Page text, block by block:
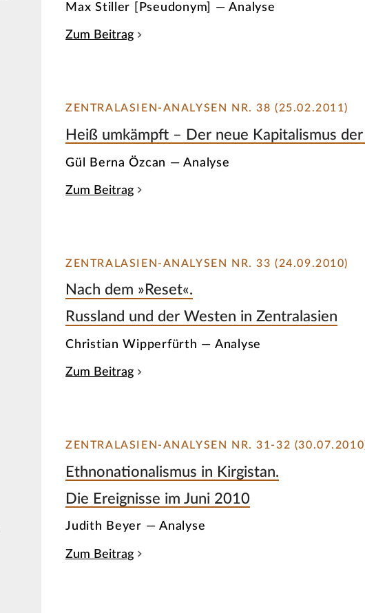
Max Stiller [Pseudonym] — Analyse
Zum Beitrag
ZENTRALASIEN-ANALYSEN NR. 38 (25.02.2011)
Heiß umkämpft – Der neue Kapitalismus
Gül Berna Özcan — Analyse
Zum Beitrag
ZENTRALASIEN-ANALYSEN NR. 33 (24.09.2010)
Nach dem »Reset«.
Russland und der Westen in Zentralasien
Christian Wipperfürth — Analyse
Zum Beitrag
ZENTRALASIEN-ANALYSEN NR. 31-32
Ethnonationalismus in Kirgistan.
Die Ereignisse im Juni 2010
Judith Beyer — Analyse
Zum Beitrag